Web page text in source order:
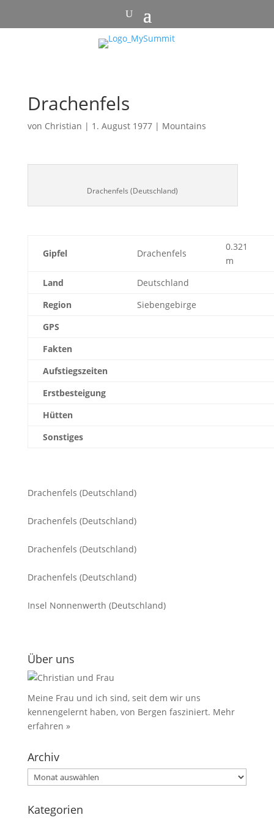
Drachenfels
von Christian | 1. August 1977| Mountains
Drachenfels (Deutschland)
Gipfel Drachenfels
0.321
m
Land
Deutschland
Region
Siebengebirge
GPS
Fakten
Aufstiegszeiten
Erstbesteigung
Hütten
Sonstiges
Drachenfels (Deutschland)
Drachenfels (Deutschland)
Drachenfels (Deutschland)
Drachenfels (Deutschland)
Insel Nonnenwerth (Deutschland)
Über uns
Meine Frau und ich sind, seit dem wir uns
kennengelernt haben, von Bergen fasziniert. Mehr
erfahren »
Archiv
Archiv
Kategorien